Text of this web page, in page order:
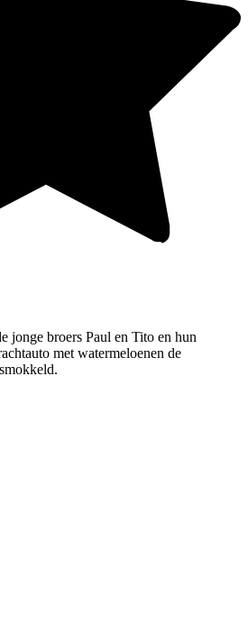
jonge broers Paul en Tito en hun
met watermeloenen de